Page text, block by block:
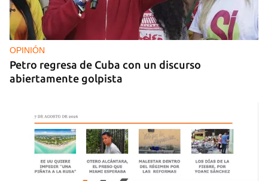
FOTO DEL DÍA
Lluvia para beber, agua contaminada para el día a
día
OPINIÓN
Petro regresa de Cuba con un discurso
abiertamente golpista